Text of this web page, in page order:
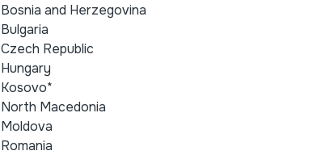
Bosnia and Herzegovina
Bulgaria
Czech Republic
Hungary
Kosovo*
North Macedonia
Moldova
Romania